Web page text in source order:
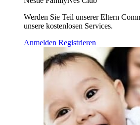
Werden Sie Teil unserer Eltern
unsere kostenlosen Services.
Anmelden Registrieren